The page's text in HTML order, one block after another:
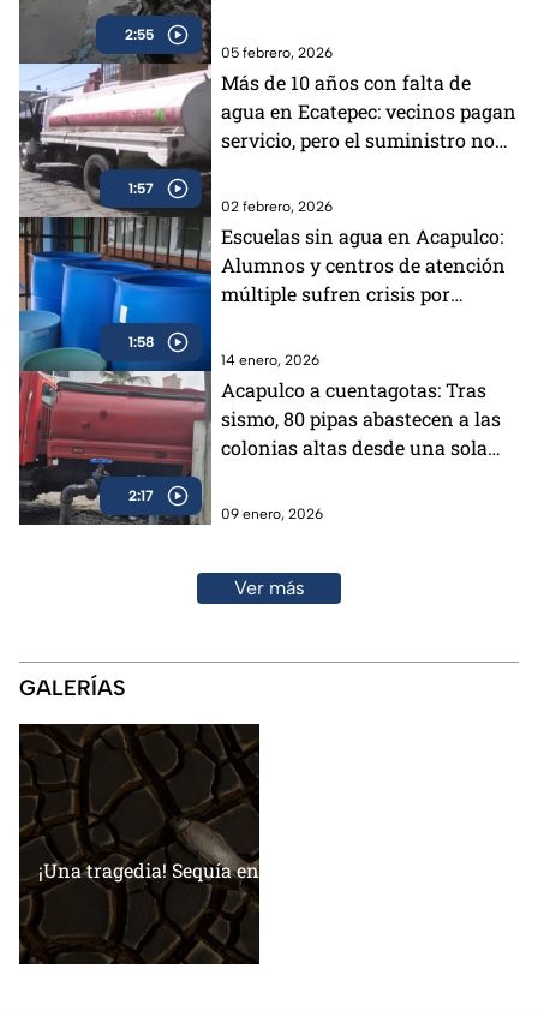
2:55
05 febrero, 2026
1:57
Más de 10 años con falta de
agua en Ecatepec: vecinos pagan
servicio, pero el suministro no
02 febrero, 2026
1:58
Escuelas sin agua en Acapulco:
Alumnos y centros de atención
múltiple sufren crisis por
14 enero, 2026
2:17
Acapulco a cuentagotas: Tras
sismo, 80 pipas abastecen a las
colonias altas desde una sola
09 enero, 2026
Ver más
GALERÍAS
¡Una tragedia! Sequía en Chihuahua provoca muerte